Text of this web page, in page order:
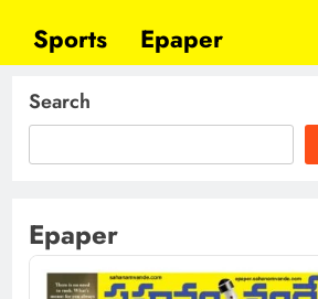
Sports Epaper
Search
Epaper